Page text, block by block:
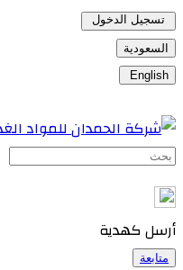
تسجيل الدخول
السعودية
English
أرسل كهدية
متابعة